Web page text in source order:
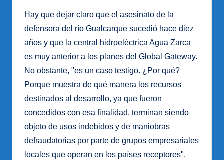
Hay que dejar claro que el asesinato de la
defensora del río Gualcarque sucedió hace diez
años y que la central hidroeléctrica Agua Zarca
es muy anterior a los planes del Global Gateway.
No obstante, "es un caso testigo. ¿Por qué?
Porque muestra de qué manera los recursos
destinados al desarrollo, ya que fueron
concedidos con esa finalidad, terminan siendo
objeto de usos indebidos y de maniobras
defraudatorias por parte de grupos empresariales
locales que operan en los países receptores",